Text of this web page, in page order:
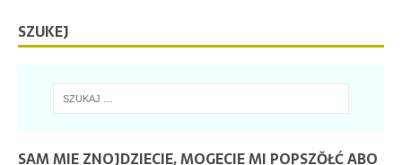
SZUKEJ
SAM MIE ZNOJDZIECIE, MOGECIE MI POPSZŎŁĆ ABO